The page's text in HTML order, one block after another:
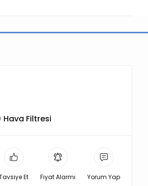
Hava Filtresi
Et Fiyat Alarmı Yorum Yap